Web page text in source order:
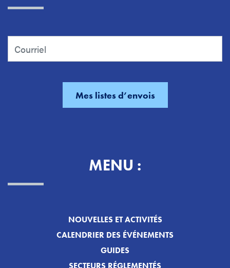
MENU :
NOUVELLES ET ACTIVITÉS
CALENDRIER DES ÉVÉNEMENTS
GUIDES